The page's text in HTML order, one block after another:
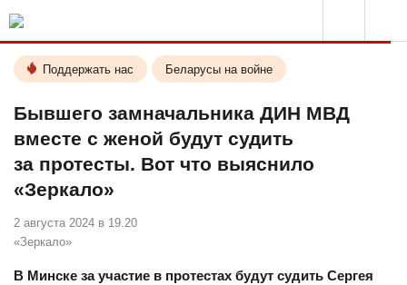
Поддержать нас Беларусы на войне
Бывшего замначальника ДИН МВД
вместе с женой будут судить
за протесты. Вот что выяснило
«Зеркало»
2 августа 2024 в 19.20
«Зеркало»
В Минске за участие в протестах будут судить Сергея